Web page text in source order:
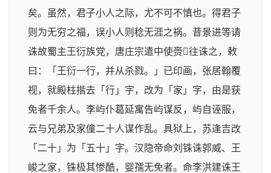
矣。虽然，君子小人之际，尤不可不慎也。得君子
则为无穷之福，误小人则稔无涯之祸。昔景进等请
诛故蜀主王衍族党，唐庄宗遣中使赍𠡠往诛之，敕
曰：「王衍一行，并从杀戮。」已印画，张居翰覆
视，就殿柱揩去「行」字，改为「家」字，由是获
免者千余人。李屿仆葛延寓告屿谋反，屿自诬服，
云与兄弟及家僮二十人谋作乱。具狱上，苏逢吉改
「二十」为「五十」字。汉隐帝命刘铢诛郭威、王
峻之家，铢极其惨酷，婴孺无免者。命李洪建诛王